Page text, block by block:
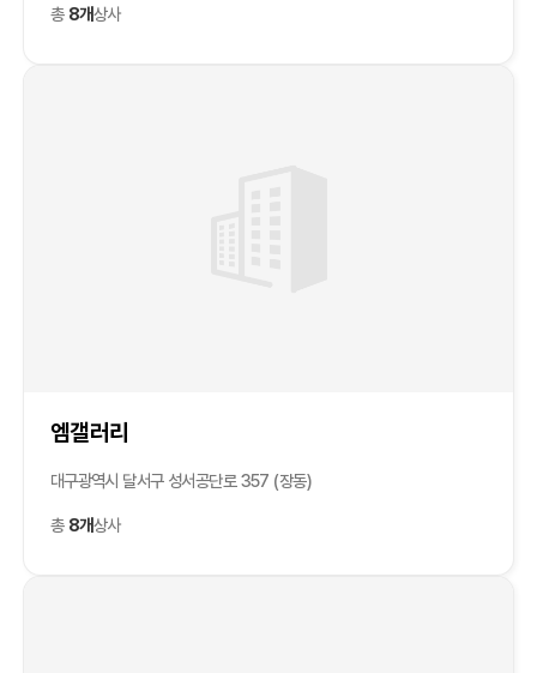
총 8개상사
엠갤러리
대구광역시 달서구 성서공단로 357 (장동)
총 8개상사